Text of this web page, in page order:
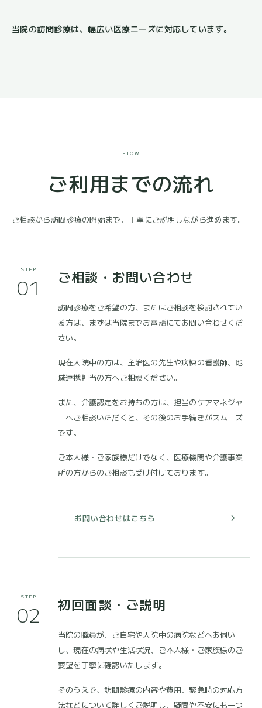
当院の訪問診療は、幅広い医療ニーズに対応しています。
FLOW
ご利用までの流れ
ご相談から訪問診療の開始まで、丁寧にご説明しながら進めます。
STEP
01 ご相談・お問い合わせ
訪問診療をご希望の方、またはご相談を検討されてい
る方は、まずは当院までお電話にてお問い合わせくだ
さい。
現在入院中の方は、主治医の先生や病棟の看護師、地
域連携担当の方へご相談ください。
また、介護認定をお持ちの方は、担当のケアマネジャ
ーへご相談いただくと、その後のお手続きがスムーズ
です。
ご本人様・ご家族様だけでなく、医療機関や介護事業
所の方からのご相談も受け付けております。
お問い合わせはこちら
STEP
02 初回面談・ご説明
当院の職員が、ご自宅や入院中の病院などへお伺い
し、現在の病状や生活状況、ご本人様・ご家族様のご
要望を丁寧に確認いたします。
そのうえで、訪問診療の内容や費用、緊急時の対応方
法などについて詳しくご説明し、疑問や不安にも一つ